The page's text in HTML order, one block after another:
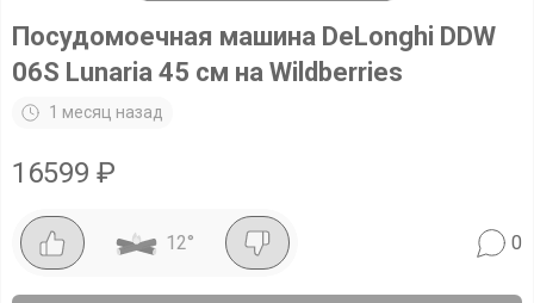
Посудомоечная машина DeLonghi DDW
06S Lunaria 45 см на Wildberries
1 месяц назад
16599 ₽
12° 0